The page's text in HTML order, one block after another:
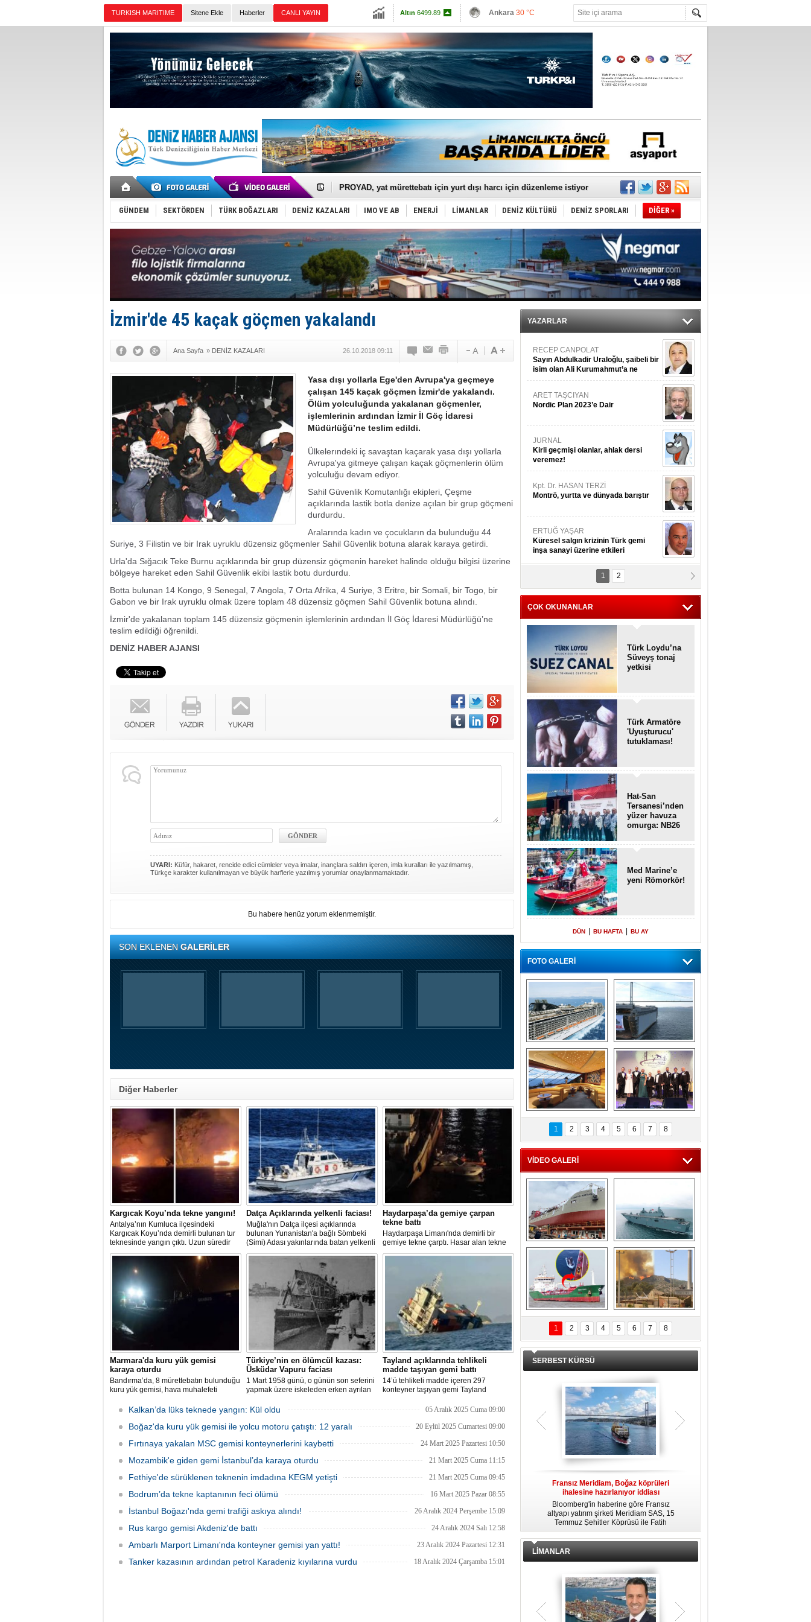
TURKISH MARITIME Sitene Ekle Haberler CANLI YAYIN
Altın 6499.89
Euro54.9552
Ankara 30 °C
Antalya28 °C
Muğla 26 °C
Çanakkale 32 °C
İTU AUV, Dünya’da 2. oldu!
PROYAD, yat mürettebatı için yurt dışı harcı için düzenleme istiyor
Türkiye-Irak enerji hattında yeni dönem başlıyor
Türk Armatöre 'Uyuşturucu' tutuklaması!
Deniz turizminde yeni ‘Ceza Rejimi’!
DÖDER, 28. Dönem Yönetim Kurulu Başkanını seçti!
Fairline, Türkiye’de ‘SoleMarin’i seçti
Baltık Denizi'nde tarih yazıldı!
Runit kubbesi okyanusun derinliklerinde halkı tehdit ediyor
Limana dadandılar, 10 tekneyi soydular!
Türk Loydu’na Süveyş tonaj yetkisi
Hüseyin Mengi: “Yapay Zekâ, Ustanın yerini alamaz”
Hat-San Tersanesi’nden yüzer havuza omurga: NB26
Med Marine’e yeni Römorkör!
GÜNDEM SEKTÖRDEN TÜRK BOĞAZLARI DENİZ KAZALARI IMO VE AB ENERJİ LİMANLAR DENİZ KÜLTÜRÜ DENİZ SPORLARI DİĞER »
İzmir'de 45 kaçak göçmen yakalandı
Ana Sayfa » DENİZ KAZALARI 26.10.2018 09:11
Yasa dışı yollarla Ege'den Avrupa'ya geçmeye
çalışan 145 kaçak göçmen İzmir'de yakalandı.
Ölüm yolculuğunda yakalanan göçmenler,
işlemlerinin ardından İzmir İl Göç İdaresi
Müdürlüğü’ne teslim edildi.
Ülkelerındeki iç savaştan kaçarak yasa dışı yollarla
Avrupa'ya gitmeye çalışan kaçak göçmenlerin ölüm
yolculuğu devam ediyor.
Sahil Güvenlik Komutanlığı ekipleri, Çeşme
açıklarında lastik botla denize açılan bir grup göçmeni
durdurdu.
Aralarında kadın ve çocukların da bulunduğu 44
Suriye, 3 Filistin ve bir Irak uyruklu düzensiz göçmenler Sahil Güvenlik botuna alarak karaya getirdi.
Urla'da Sığacık Teke Burnu açıklarında bir grup düzensiz göçmenin hareket halinde olduğu bilgisi üzerine
bölgeye hareket eden Sahil Güvenlik ekibi lastik botu durdurdu.
Botta bulunan 14 Kongo, 9 Senegal, 7 Angola, 7 Orta Afrika, 4 Suriye, 3 Eritre, bir Somali, bir Togo, bir
Gabon ve bir Irak uyruklu olmak üzere toplam 48 düzensiz göçmen Sahil Güvenlik botuna alındı.
İzmir'de yakalanan toplam 145 düzensiz göçmenin işlemlerinin ardından İl Göç İdaresi Müdürlüğü’ne
teslim edildiği öğrenildi.
DENİZ HABER AJANSI
UYARI: Küfür, hakaret, rencide edici cümleler veya imalar, inançlara saldırı içeren, imla kuralları ile yazılmamış,
Türkçe karakter kullanılmayan ve büyük harflerle yazılmış yorumlar onaylanmamaktadır.
Bu habere henüz yorum eklenmemiştir.
SON EKLENENGALERİLER
Diğer Haberler
Kargıcak Koyu’nda tekne yangını!
Antalya’nın Kumluca ilçesindeki
Kargıcak Koyu’nda demirli bulunan tur
teknesinde yangın çıktı. Uzun süredir
kullanılmadığı belirtilen ve içerisinde
kimsenin bulunmadığı tekne, itfaiyenin
karadan müdahale edememesi
nedeniyle tamamen yanarak
kullanılamaz hale geldi.
Datça Açıklarında yelkenli faciası!
Muğla'nın Datça ilçesi açıklarında
bulunan Yunanistan'a bağlı Sömbeki
(Simi) Adası yakınlarında batan yelkenli
teknedeki 9 kişiden 8'i sağ olarak
kurtarılırken, kaybolan 1 kişi için deniz
ve havadan geniş çaplı arama kurtarma
çalışması başlatıldı.
Haydarpaşa’da gemiye çarpan
tekne battı
Haydarpaşa Limanı'nda demirli bir
gemiye tekne çarptı. Hasar alan tekne
kısa süre içerisinde su alıp batarken,
Marmara'da kuru yük gemisi
karaya oturdu
Bandırma’da, 8 mürettebatın bulunduğu
kuru yük gemisi, hava muhalefeti
kurtarma çalışmaları sürüyor.
Türkiye’nin en ölümcül kazası:
Üsküdar Vapuru faciası
1 Mart 1958 günü, o günün son seferini
yapmak üzere iskeleden erken ayrılan
dönemedi.
Tayland açıklarında tehlikeli
madde taşıyan gemi battı
14’ü tehlikeli madde içeren 297
konteyner taşıyan gemi Tayland
sızıntısı oluştu. Petrol sızıntısına
Kalkan’da lüks teknede yangın: Kül oldu 05 Aralık 2025 Cuma 09:00
Boğaz'da kuru yük gemisi ile yolcu motoru çatıştı: 12 yaralı 20 Eylül 2025 Cumartesi 09:00
Fırtınaya yakalan MSC gemisi konteynerlerini kaybetti 24 Mart 2025 Pazartesi 10:50
Mozambik'e giden gemi İstanbul’da karaya oturdu 21 Mart 2025 Cuma 11:15
Fethiye'de sürüklenen teknenin imdadına KEGM yetişti 21 Mart 2025 Cuma 09:45
Bodrum’da tekne kaptanının feci ölümü 16 Mart 2025 Pazar 08:55
İstanbul Boğazı'nda gemi trafiği askıya alındı! 26 Aralık 2024 Perşembe 15:09
Rus kargo gemisi Akdeniz'de battı 24 Aralık 2024 Salı 12:58
Ambarlı Marport Limanı'nda konteyner gemisi yan yattı! 23 Aralık 2024 Pazartesi 12:31
Tanker kazasının ardından petrol Karadeniz kıyılarına vurdu 18 Aralık 2024 Çarşamba 15:01
YAZARLAR
RECEP CANPOLAT
Sayın Abdulkadir Uraloğlu, şaibeli bir
isim olan Ali Kurumahmut’a ne
danışıyorsunuz?
ARET TAŞCIYAN
Nordic Plan 2023’e Dair
JURNAL
Kirli geçmişi olanlar, ahlak dersi
veremez!
Kpt. Dr. HASAN TERZİ
Montrö, yurtta ve dünyada barıştır
ERTUĞ YAŞAR
Küresel salgın krizinin Türk gemi
inşa sanayi üzerine etkileri
Kpt. MESUT AZMİ GÖKSOY
ithafen...
1 2
ÇOK OKUNANLAR
Türk Loydu’na
Süveyş tonaj
yetkisi
Türk Armatöre
'Uyuşturucu'
tutuklaması!
Hat-San
Tersanesi’nden
yüzer havuza
omurga: NB26
Med Marine’e
yeni Römorkör!
DÜN BU HAFTA BU AY
FOTO GALERİ
“Gemi içinde gemi”
konsepti ile MSC
Splendida
Dünyada tek!
Denizaltı yüzer
havuzu intikal
seyrine başladı
MSC'den 55 milyon
euroluk turizm geliri
müjdesi
5. Bosphorus Ship
Brokers Dinner,
İstanbul’da yapıldı
1 2 3 4 5 6 7 8
VİDEO GALERİ
Çeksan Tersanesi,
Başaran Bayrak
tankerini suya
indirdi
TCG Anadolu,
tersane teknik
seyrini tamamladı
Göçmenlerin
imdadına Türk
sahipli MINA DENIZ
yetişti
Milas’taki yangın
yeniden termik
santrallere doğru
ilerliyor
1 2 3 4 5 6 7 8
SERBEST KÜRSÜ
Fransız Meridiam, Boğaz köprüleri
ihalesine hazırlanıyor iddiası
Bloomberg'in haberine göre Fransız
altyapı yatırım şirketi Meridiam SAS, 15
Temmuz Şehitler Köprüsü ile Fatih
Sultan Mehmet Köprüsü'nün
özelleştirilmesine yönelik ihaleyle
zamanda kendi yat limanı, helikopter
pisti ve seçkin villaları da içeren koca
LİMANLAR